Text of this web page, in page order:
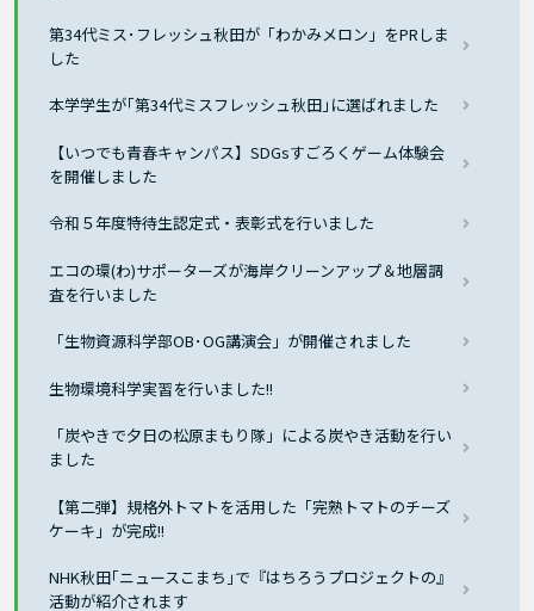
第34代ミス･フレッシュ秋田が「わかみメロン」をPRしま
した
本学学生が｢第34代ミスフレッシュ秋田｣に選ばれました
【いつでも青春キャンパス】SDGsすごろくゲーム体験会
を開催しました
令和５年度特待生認定式・表彰式を行いました
エコの環(わ)サポーターズが海岸クリーンアップ＆地層調
査を行いました
「生物資源科学部OB･OG講演会」が開催されました
生物環境科学実習を行いました!!
「炭やきで夕日の松原まもり隊」による炭やき活動を行い
ました
【第二弾】規格外トマトを活用した「完熟トマトのチーズ
ケーキ」が完成!!
NHK秋田｢ニュースこまち｣で『はちろうプロジェクトの』
活動が紹介されます